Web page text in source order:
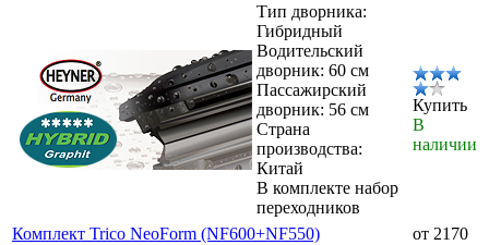
Тип дворника:
Гибридный
Водительский
дворник: 60 см
Пассажирский
дворник: 56 см
Страна
производства:
Китай
В комплекте набор
переходников
Купить
В
наличии
Комплект Trico NeoForm (NF600+NF550)
от 2170